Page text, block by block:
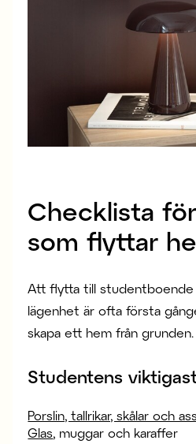
Checklista
som flyttar
Att flytta till studentboende
lägenhet är ofta första
skapa ett hem från grunden.
Studentens
Porslin, tallrikar, skålar och
Glas, muggar och karaffer